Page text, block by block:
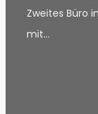
Zweites Büro
mit…